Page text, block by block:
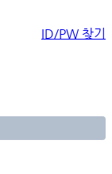
ID/PW 찾기